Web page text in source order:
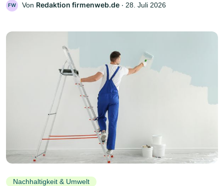
FW Von Redaktion firmenweb.de ‧ 28. Juli 2026
Nachhaltigkeit & Umwelt